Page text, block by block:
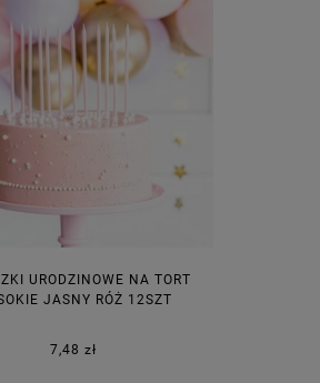
URODZINOWE NA TORT
JASNY RÓŻ 12SZT
7,48 zł